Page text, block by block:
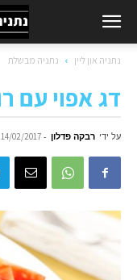
נתניה און ליין נתניה מבשלת
דג אפוי עם
על ידי רבקה פדלון -
14/02/2017